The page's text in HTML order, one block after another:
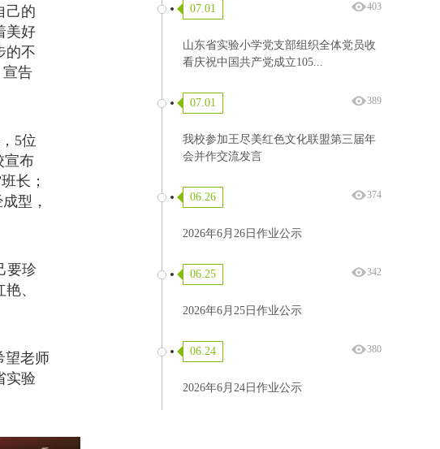
己的
美好
的不
宣告
5位
宣布
长；
型，
要珍
、
望老师
实验
403
07.01
山东省实验小学党支部组织全体党员收
看庆祝中国共产党成立105...
389
07.01
我校参加王尽美红色文化联盟第三届年
会并作交流发言
374
06.26
2026年6月26日作业公示
342
06.25
2026年6月25日作业公示
380
06.24
2026年6月24日作业公示